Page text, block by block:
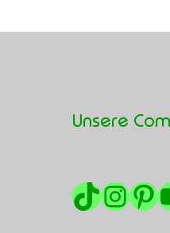
Unsere
TikTok